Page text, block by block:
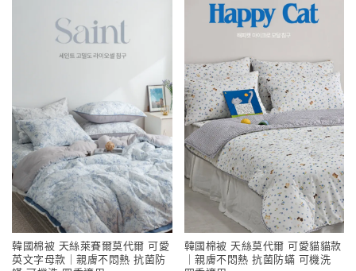
韓國棉被 天絲萊賽爾莫代爾 可愛
英文字母款｜親膚不悶熱 抗菌防
韓國棉被 天絲莫代爾 可愛貓貓款
｜親膚不悶熱 抗菌防蟎 可機洗